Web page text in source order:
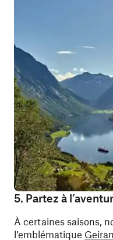
5. Partez à
À certaines saisons,
l’emblématique